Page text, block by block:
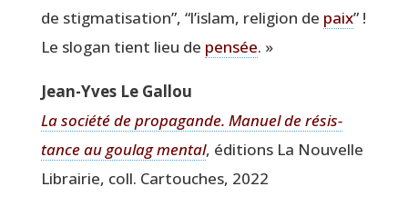
de stig­ma­ti­sa­tion”, “l’islam, reli­gion de paix” !
Le slo­gan tient lieu de pen­sée. »
Jean-Yves Le Gallou
La socié­té de pro­pa­gande. Manuel de résis­
tance au gou­lag men­tal, édi­tions La Nou­velle
Librai­rie, coll. Car­touches, 2022